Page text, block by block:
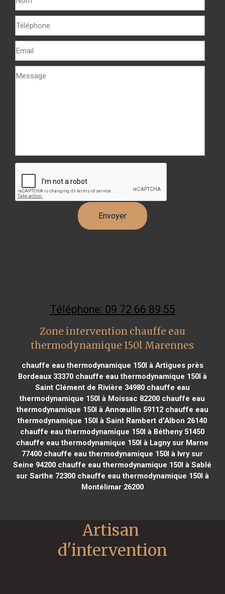
Téléphone: 09 72 66 89 55
Zone intervention chauffe eau
thermodynamique 150l Marennes
chauffe eau thermodynamique 150l à Artigues près
Bordeaux 33370chauffe eau thermodynamique 150l à
Saint Clément de Rivière 34980chauffe eau
thermodynamique 150l à Moissac 82200 chauffe eau
thermodynamique 150l à Annœullin 59112chauffe eau
thermodynamique 150l à Saint Rambert d'Albon 26140
chauffe eau thermodynamique 150l à Bétheny 51450
chauffe eau thermodynamique 150l à Lagny sur Marne
77400 chauffe eau thermodynamique 150l à Ivry sur
Seine 94200 chauffe eau thermodynamique 150l à Sablé
sur Sarthe 72300chauffe eau thermodynamique 150l à
Montélimar 26200
Artisan
d'intervention